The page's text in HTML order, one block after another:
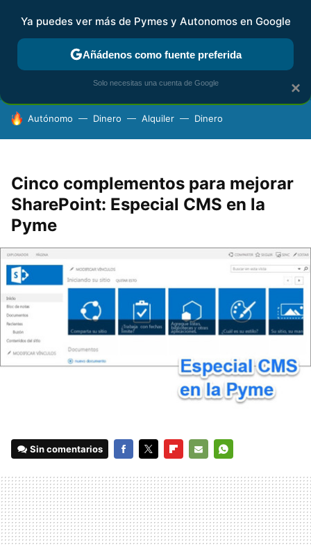
FISCALIDAD Y CONTABILIDAD KIT DIGITAL RENTA
HOY SE HABLA DE
Autónomo Dinero Alquiler Dinero
Cinco complementos para mejorar
SharePoint: Especial CMS en la
Pyme
Sin comentarios
MAIL
×
Ya puedes ver más de Pymes y Autonomos en Google
Añádenos como fuente preferida
Solo necesitas una cuenta de Google